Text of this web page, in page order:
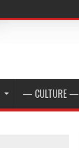
— CULTURE —